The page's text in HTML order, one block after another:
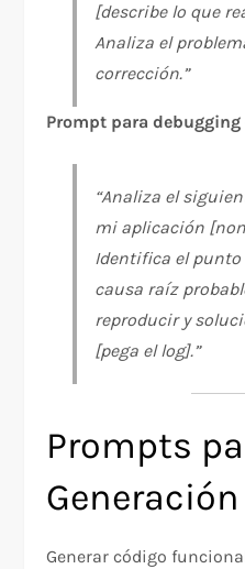
[describe lo que
Analiza el
corrección.”
Prompt para debugging
“Analiza el
mi aplicación
Identifica el punto
causa raíz
reproducir y
[pega el log].”
Prompts
Generar código